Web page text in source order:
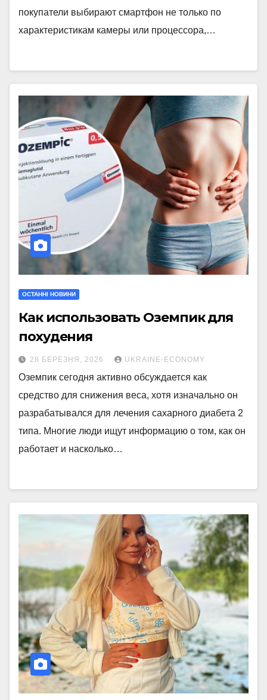
покупатели выбирают смартфон не только по
характеристикам камеры или процессора,…
ОСТАННІ НОВИНИ
Как использовать Оземпик для
похудения
28 БЕРЕЗНЯ, 2026 UKRAINE-ECONOMY
Оземпик сегодня активно обсуждается как
средство для снижения веса, хотя изначально он
разрабатывался для лечения сахарного диабета 2
типа. Многие люди ищут информацию о том, как он
работает и насколько…